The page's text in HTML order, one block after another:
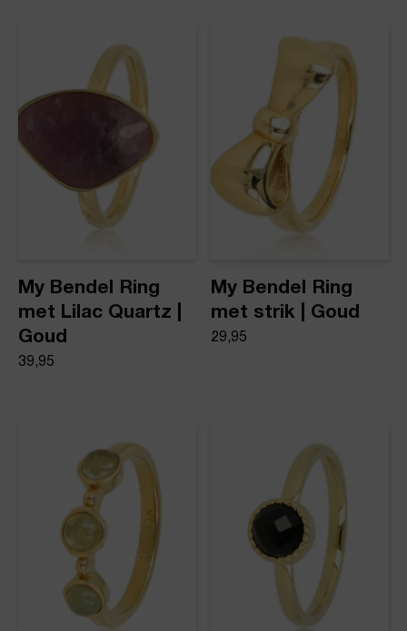
Product stijl
Ringen met steen
My Bendel Ring
met Lilac Quartz |
Goud
39,95
My Bendel Ring
met strik | Goud
29,95